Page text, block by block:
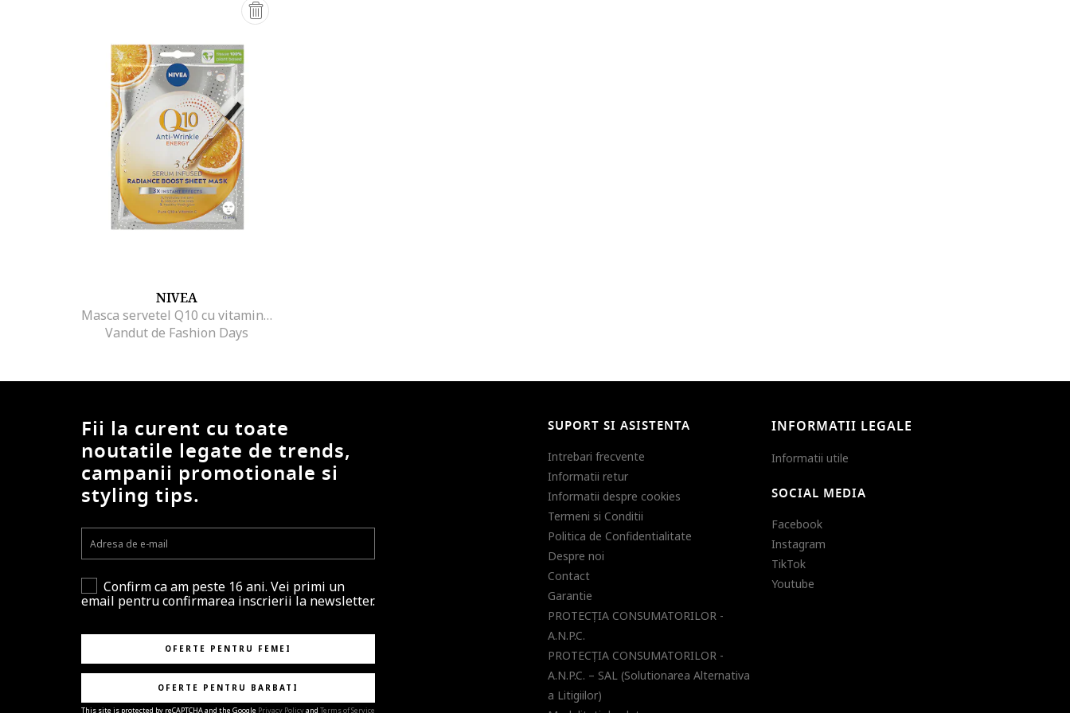
NIVEA
Masca servetel Q10 cu vitamina C, 1 buc
Vandut de Fashion Days
Fii la curent cu toate
noutatile legate de trends,
campanii promotionale si
styling tips.
Confirm ca am peste 16 ani. Vei primi un
email pentru confirmarea inscrierii la newsletter.
OFERTE PENTRU FEMEI
OFERTE PENTRU BARBATI
This site is protected by reCAPTCHA and the Google Privacy Policyand Terms of Service
SUPORT SI ASISTENTA
Intrebari frecvente
Informatii retur
Informatii despre cookies
Termeni si Conditii
Politica de Confidentialitate
Despre noi
Contact
Garantie
PROTECŢIA CONSUMATORILOR -
A.N.P.C.
PROTECŢIA CONSUMATORILOR -
A.N.P.C. – SAL (Solutionarea Alternativa
a Litigiilor)
INFORMATII LEGALE
Informatii utile
SOCIAL MEDIA
Facebook
Instagram
TikTok
Youtube